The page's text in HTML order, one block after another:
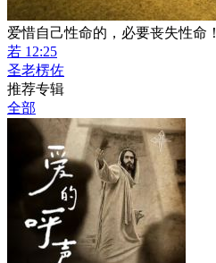
爱惜自己性命的，必要丧失性命！
若 12:25
圣老楞佐
推荐专辑
全部